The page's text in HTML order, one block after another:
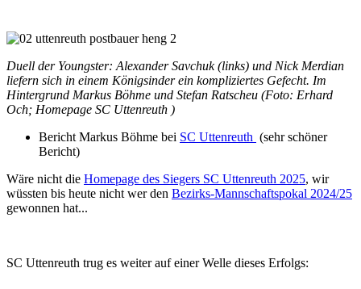
Duell der Youngster: Alexander Savchuk (links) und Nick Merdian
liefern sich in einem Königsinder ein kompliziertes Gefecht. Im
Hintergrund Markus Böhme und Stefan Ratscheu (Foto: Erhard
Och; Homepage SC Uttenreuth )
Bericht Markus Böhme bei SC Uttenreuth (sehr schöner
Bericht)
Wäre nicht die Homepage des Siegers SC Uttenreuth 2025, wir
wüssten bis heute nicht wer den Bezirks-Mannschaftspokal 2024/25
gewonnen hat...
SC Uttenreuth trug es weiter auf einer Welle dieses Erfolgs: